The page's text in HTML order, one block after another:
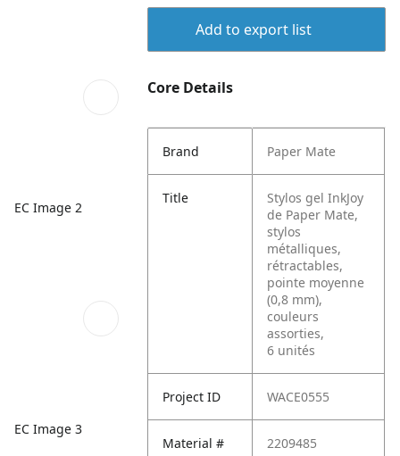
EC Image 2
EC Image 3
Add to export list
Core Details
Brand Paper Mate
Title
Stylos gel InkJoy
de Paper Mate,
stylos
métalliques,
rétractables,
pointe moyenne
(0,8 mm),
couleurs
assorties,
6 unités
Project ID WACE0555
Material # 2209485